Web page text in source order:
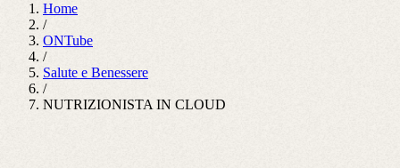
Home
/
ONTube
/
Salute e Benessere
/
NUTRIZIONISTA IN CLOUD